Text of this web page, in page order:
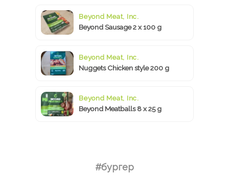
Beyond Meat, Inc.
Beyond Sausage 2 x 100 g
Beyond Meat, Inc.
Nuggets Chicken style 200 g
Beyond Meat, Inc.
Beyond Meatballs 8 x 25 g
#бургер